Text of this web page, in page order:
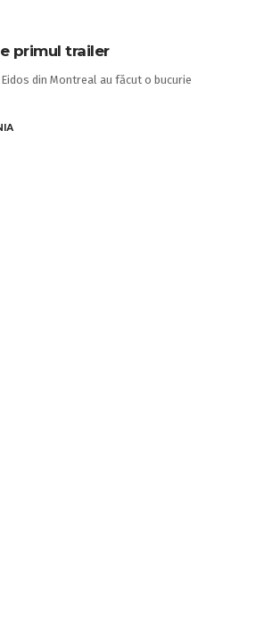
primul trailer
din Montreal au făcut o bucurie